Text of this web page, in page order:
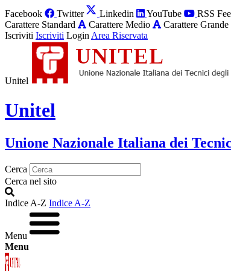
Facebook Twitter Linkedin YouTube
RSS
Carattere Standard
Carattere Medio Carattere Grande
Iscriviti Iscriviti Login Area Riservata
Unitel
Unitel
Unione Nazionale Italiana dei
Cerca
Cerca nel sito
Indice A-Z Indice A-Z
Menu
Menu